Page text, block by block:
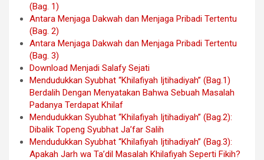
(Bag. 1)
Antara Menjaga Dakwah dan Menjaga Pribadi Tertentu
(Bag. 2)
Antara Menjaga Dakwah dan Menjaga Pribadi Tertentu
(Bag. 3)
Download Menjadi Salafy Sejati
Mendudukkan Syubhat “Khilafiyah Ijtihadiyah” (Bag.1)
Berdalih Dengan Menyatakan Bahwa Sebuah Masalah
Padanya Terdapat Khilaf
Mendudukkan Syubhat “Khilafiyah Ijtihadiyah” (Bag.2):
Dibalik Topeng Syubhat Ja’far Salih
Mendudukkan Syubhat “Khilafiyah Ijtihadiyah” (Bag.3):
Apakah Jarh wa Ta’dil Masalah Khilafiyah Seperti Fikih?